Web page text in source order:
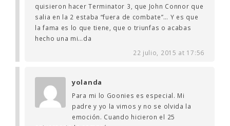
quisieron hacer Terminator 3, que John Connor que
salia en la 2 estaba “fuera de combate”… Y es que
la fama es lo que tiene, que o triunfas o acabas
hecho una mi…da
22 julio, 2015 at 17:56
yolanda
Para mi lo Goonies es especial. Mi
padre y yo la vimos y no se olvida la
emoción. Cuando hicieron el 25